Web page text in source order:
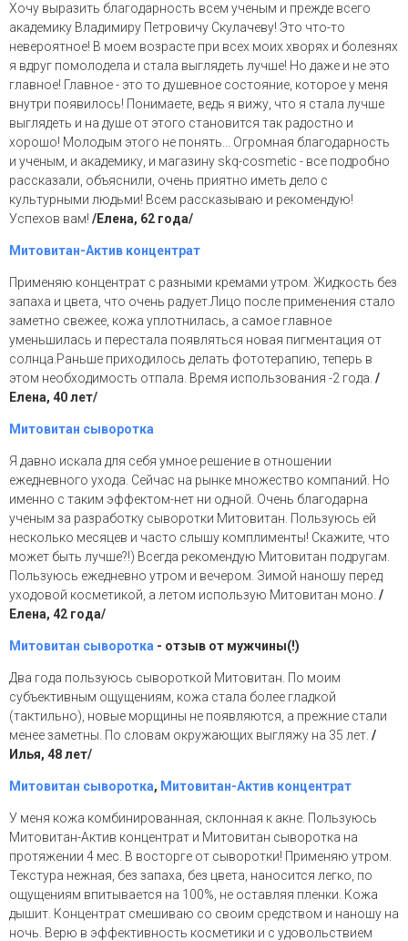
Хочу выразить благодарность всем ученым и прежде всего
академику Владимиру Петровичу Скулачеву! Это что-то
невероятное! В моем возрасте при всех моих хворях и болезнях
я вдруг помолодела и стала выглядеть лучше! Но даже и не это
главное! Главное - это то душевное состояние, которое у меня
внутри появилось! Понимаете, ведь я вижу, что я стала лучше
выглядеть и на душе от этого становится так радостно и
хорошо! Молодым этого не понять... Огромная благодарность
и ученым, и академику, и магазину skq-cosmetic - все подробно
рассказали, объяснили, очень приятно иметь дело с
культурными людьми! Всем рассказываю и рекомендую!
Успехов вам! /Елена, 62 года/
Митовитан-Актив концентрат
Применяю концентрат с разными кремами утром. Жидкость без
запаха и цвета, что очень радует.Лицо после применения стало
заметно свежее, кожа уплотнилась, а самое главное
уменьшилась и перестала появляться новая пигментация от
солнца.Раньше приходилось делать фототерапию, теперь в
этом необходимость отпала. Время использования -2 года. /
Елена, 40 лет/
Митовитан сыворотка
Я давно искала для себя умное решение в отношении
ежедневного ухода. Сейчас на рынке множество компаний. Но
именно с таким эффектом-нет ни одной. Очень благодарна
ученым за разработку сыворотки Митовитан. Пользуюсь ей
несколько месяцев и часто слышу комплименты! Скажите, что
может быть лучше?!) Всегда рекомендую Митовитан подругам.
Пользуюсь ежедневно утром и вечером. Зимой наношу перед
уходовой косметикой, а летом использую Митовитан моно. /
Елена, 42 года/
Митовитан сыворотка - отзыв от мужчины(!)
Два года пользуюсь сывороткой Митовитан. По моим
субъективным ощущениям, кожа стала более гладкой
(тактильно), новые морщины не появляются, а прежние стали
менее заметны. По словам окружающих выгляжу на 35 лет. /
Илья, 48 лет/
Митовитан сыворотка, Митовитан-Актив концентрат
У меня кожа комбинированная, склонная к акне. Пользуюсь
Митовитан-Актив концентрат и Митовитан сыворотка на
протяжении 4 мес. В восторге от сыворотки! Применяю утром.
Текстура нежная, без запаха, без цвета, наносится легко, по
ощущениям впитывается на 100%, не оставляя пленки. Кожа
дышит. Концентрат смешиваю со своим средством и наношу на
ночь. Верю в эффективность косметики и с удовольствием